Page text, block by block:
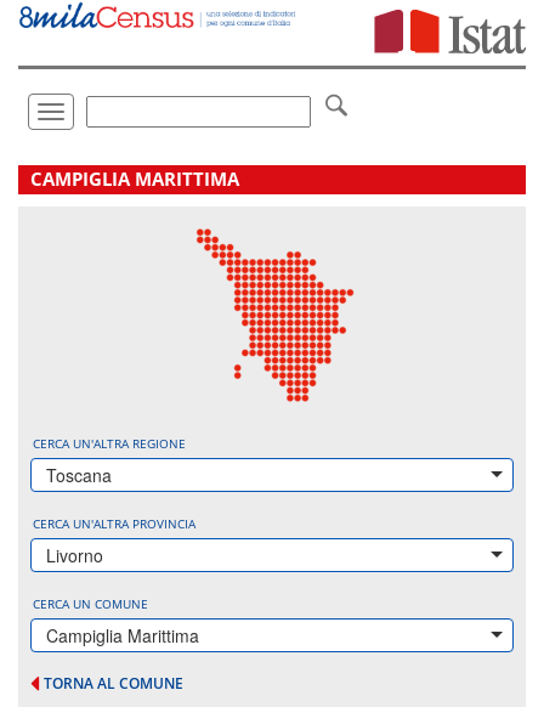
Vai
direttamente
Toggle
navigation
.
CAMPIGLIA MARITTIMA
CERCA UN'ALTRA REGIONE
Toscana
CERCA UN'ALTRA PROVINCIA
Livorno
CERCA UN COMUNE
Campiglia Marittima
TORNA AL COMUNE